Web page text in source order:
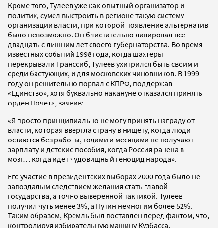
Кроме того, Тулеев уже как опытный организатор и
политик, сумел выстроить в регионе такую систему
организации власти, при которой появление альтернатив
было невозможно. Он блистательно лавировал все
двадцать с лишним лет своего губернаторства. Во время
известных событий 1998 года, когда шахтеры
перекрывали Транссиб, Тулеев ухитрился быть своим и
среди бастующих, и для московских чиновников. В 1999
году он решительно порвал с КПРФ, поддержав
«Единство», хотя буквально накануне отказался принять
орден Почета, заявив:
«Я просто принципиально не могу принять награду от
власти, которая ввергла страну в нищету, когда люди
остаются без работы, годами и месяцами не получают
зарплату и детские пособия, когда Россия ранена в
мозг… когда идет чудовищный геноцид народа».
Его участие в президентских выборах 2000 года было не
запоздалым следствием желания стать главой
государства, а точно выверенной тактикой. Тулеев
получил чуть менее 3%, а Путин немногим более 52%.
Таким образом, Кремль был поставлен перед фактом, что,
контролируя избирательную машину Кузбасса,